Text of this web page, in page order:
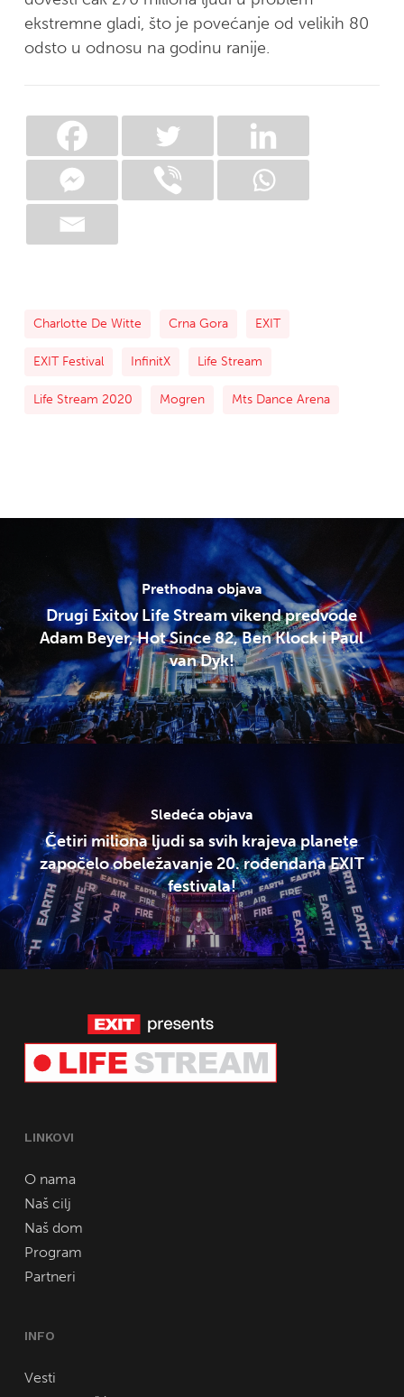
ekstremne gladi, što je povećanje od velikih 80
odsto u odnosu na godinu ranije.
Charlotte De Witte Crna Gora EXIT
EXIT Festival InfinitX Life Stream
Life Stream 2020 Mogren Mts Dance Arena
Prethodna objava
Drugi Exitov Life Stream vikend predvode
Adam Beyer, Hot Since 82, Ben Klock i Paul
van Dyk!
Sledeća objava
Četiri miliona ljudi sa svih krajeva planete
započelo obeležavanje 20. rođendana EXIT
festivala!
LINKOVI
O nama
Naš cilj
Naš dom
Program
Partneri
INFO
Vesti